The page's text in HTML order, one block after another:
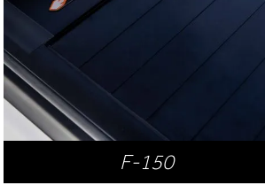
F-150